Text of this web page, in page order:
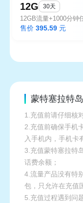
12G 30天
12GB流量+1000分钟
售价 395.59 元
蒙特塞拉特
1.充值前请仔细核
2.充值前确保手机
入手机内，手机卡
3.充值蒙特塞拉特
话费余额；
4.流量产品没有特
包，只允许在充值
5.充值过程遇到问